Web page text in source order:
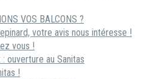
VOS BALCONS ?
votre avis nous intéresse !
vous !
ouverture au Sanitas
!